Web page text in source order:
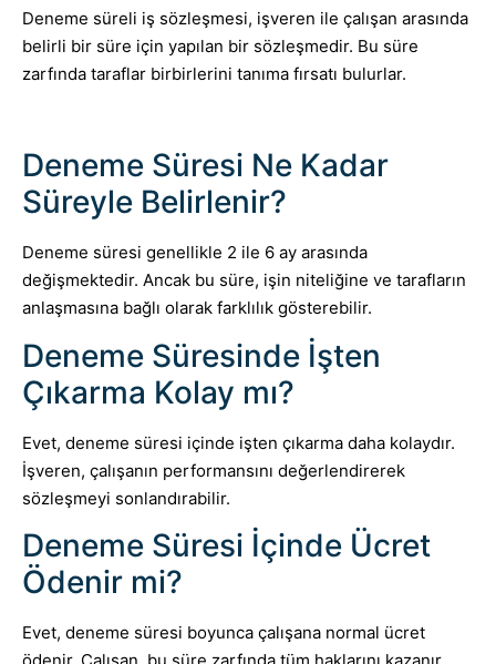
Deneme süreli iş sözleşmesi, işveren ile çalışan arasında
belirli bir süre için yapılan bir sözleşmedir. Bu süre
zarfında taraflar birbirlerini tanıma fırsatı bulurlar.
Deneme Süresi Ne Kadar
Süreyle Belirlenir?
Deneme süresi genellikle 2 ile 6 ay arasında
değişmektedir. Ancak bu süre, işin niteliğine ve tarafların
anlaşmasına bağlı olarak farklılık gösterebilir.
Deneme Süresinde İşten
Çıkarma Kolay mı?
Evet, deneme süresi içinde işten çıkarma daha kolaydır.
İşveren, çalışanın performansını değerlendirerek
sözleşmeyi sonlandırabilir.
Deneme Süresi İçinde Ücret
Ödenir mi?
Evet, deneme süresi boyunca çalışana normal ücret